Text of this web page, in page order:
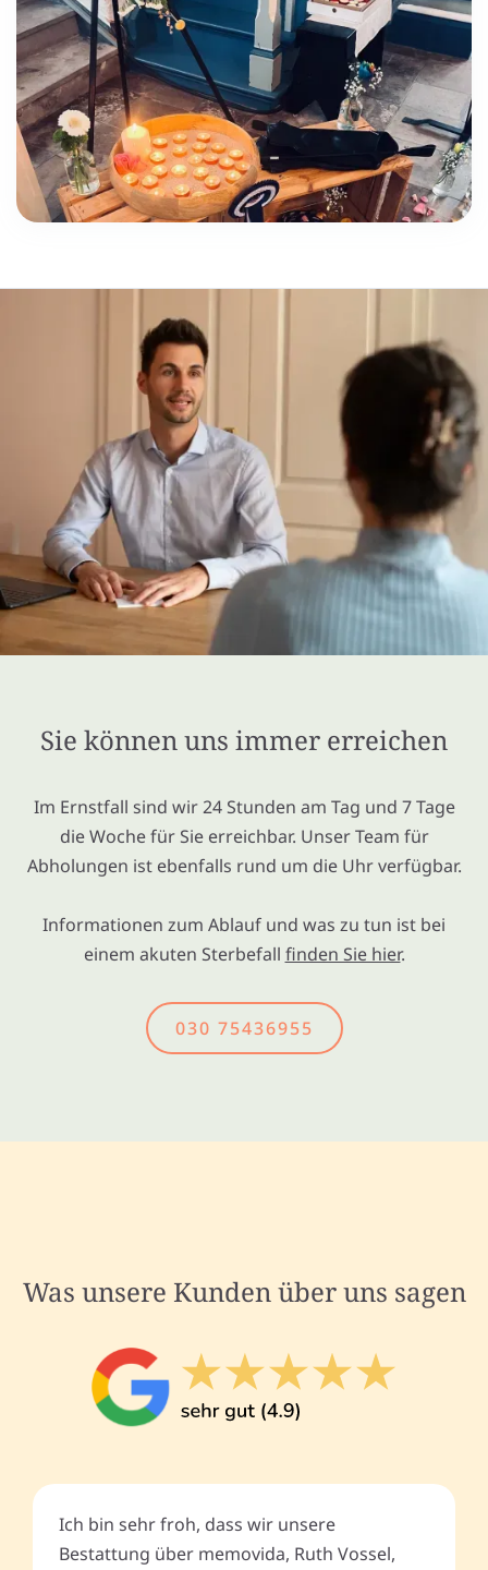
Sie können uns immer erreichen
Im Ernstfall sind wir 24 Stunden am Tag und 7 Tage
die Woche für Sie erreichbar. Unser Team für
Abholungen ist ebenfalls rund um die Uhr verfügbar.
Informationen zum Ablauf und was zu tun ist bei
einem akuten Sterbefall finden Sie hier.
030 75436955
Was unsere Kunden über uns sagen
Ich bin sehr froh, dass wir unsere
Bestattung über memovida, Ruth Vossel,